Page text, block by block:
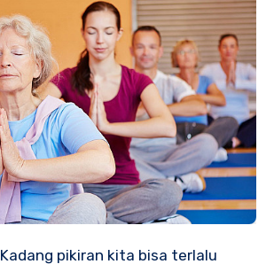
pikiran kita bisa terlalu